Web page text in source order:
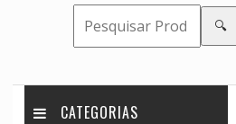
🔍
CATEGORIAS